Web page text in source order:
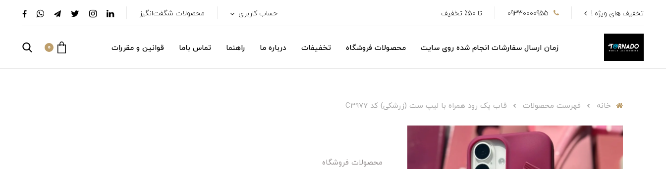
تخفیف های ویژه ! 09330000955 تا 50٪ تخفیف حساب کاربری محصولات شگفت‌انگیز
زمان ارسال سفارشات انجام شده روی سایت محصولات فروشگاه تخفیفات درباره ما راهنما تماس باما قوانین و مقررات 0
خانه فهرست محصولات قاب پک رود همراه با لیپ ست (زرشکی) کد C3977
محصولات فروشگاه